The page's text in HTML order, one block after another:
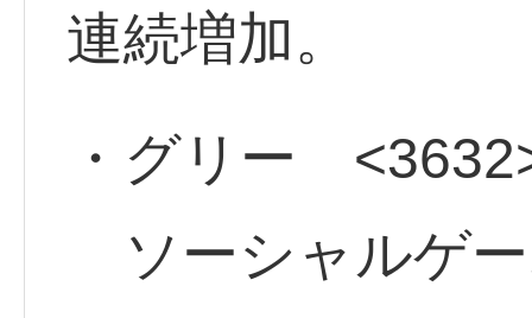
連続増加。
・グリー
ソーシャルゲ